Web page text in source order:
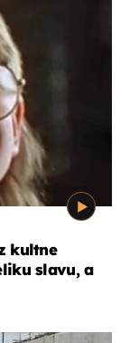
kultne
slavu, a